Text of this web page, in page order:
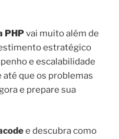
PHPvai muito além de
estratégico
e escalabilidade
até que os problemas
e prepare sua
e descubra como